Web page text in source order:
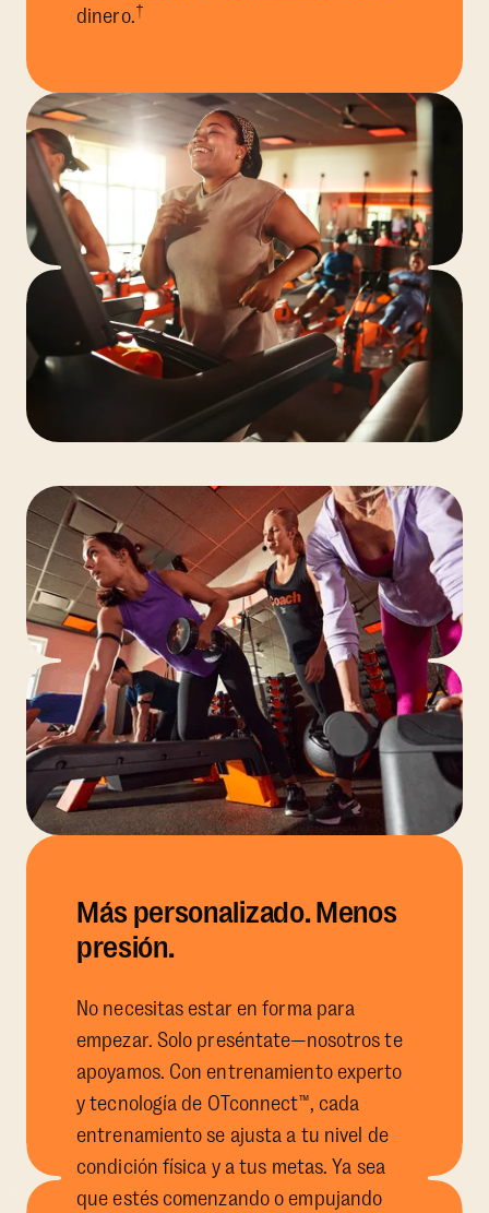
dinero.†
Más personalizado. Menos
presión.
No necesitas estar en forma para
empezar. Solo preséntate—nosotros te
apoyamos. Con entrenamiento experto
y tecnología de OTconnect™, cada
entrenamiento se ajusta a tu nivel de
condición física y a tus metas. Ya sea
que estés comenzando o empujando